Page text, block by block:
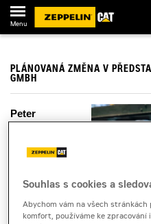
Menu
PLÁNOVANÁ ZMĚNA V
GMBH
Peter
dříve oznámil, že
funkci předsedy
Souhlas s cookies a
Abychom vám na všech
komfort, používáme ke